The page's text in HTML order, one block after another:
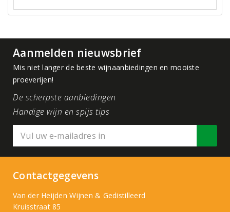
Aanmelden nieuwsbrief
Mis niet langer de beste wijnaanbiedingen en mooiste
proeverijen!
De scherpste aanbiedingen
Handige wijn en spijs tips
Contactgegevens
Van der Heijden Wijnen & Gedistilleerd
Kruisstraat 85